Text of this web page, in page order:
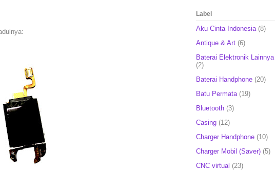
Label
Aku Cinta Indonesia (8)
Antique & Art (6)
Baterai Elektronik Lainnya
(2)
Baterai Handphone (20)
Batu Permata (19)
Bluetooth (3)
Casing (12)
Charger Handphone (10)
Charger Mobil (Saver) (5)
CNC virtual (23)